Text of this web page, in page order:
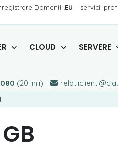
Domenii .EU – servicii
CLOUD SERVERE
(20 linii)